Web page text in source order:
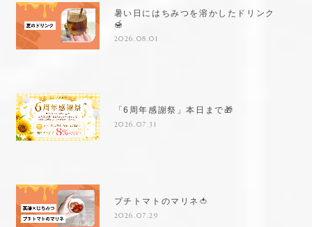
暑い日にはちみつを溶かしたドリンク
🍯
2026.08.01
「6周年感謝祭」本日まで🎁
2026.07.31
プチトマトのマリネ🍅
2026.07.29